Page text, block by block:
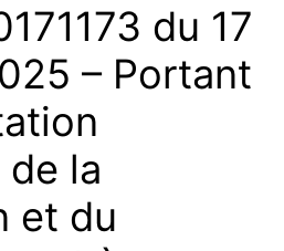
du 17
– Portant
la
et du